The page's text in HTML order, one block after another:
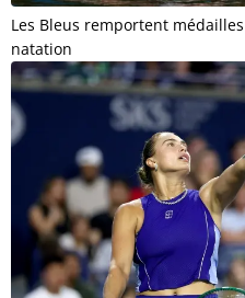
Les Bleus remportent
natation